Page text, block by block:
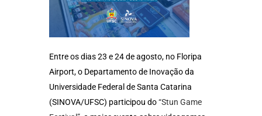
Entre os dias 23 e 24 de agosto, no Floripa
Airport, o Departamento de Inovação da
Universidade Federal de Santa Catarina
(SINOVA/UFSC) participou do“Stun Game